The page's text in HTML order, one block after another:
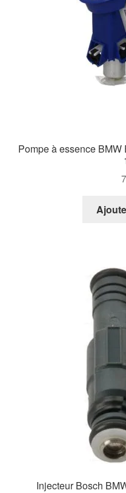
Pompe à essence
Injecteur Bosch